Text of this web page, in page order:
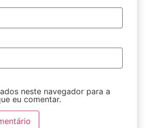
neste navegador para a
eu comentar.